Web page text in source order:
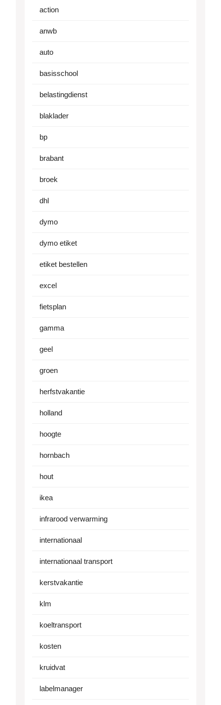
action
anwb
auto
basisschool
belastingdienst
blaklader
bp
brabant
broek
dhl
dymo
dymo etiket
etiket bestellen
excel
fietsplan
gamma
geel
groen
herfstvakantie
holland
hoogte
hornbach
hout
ikea
infrarood verwarming
internationaal
internationaal transport
kerstvakantie
klm
koeltransport
kosten
kruidvat
labelmanager